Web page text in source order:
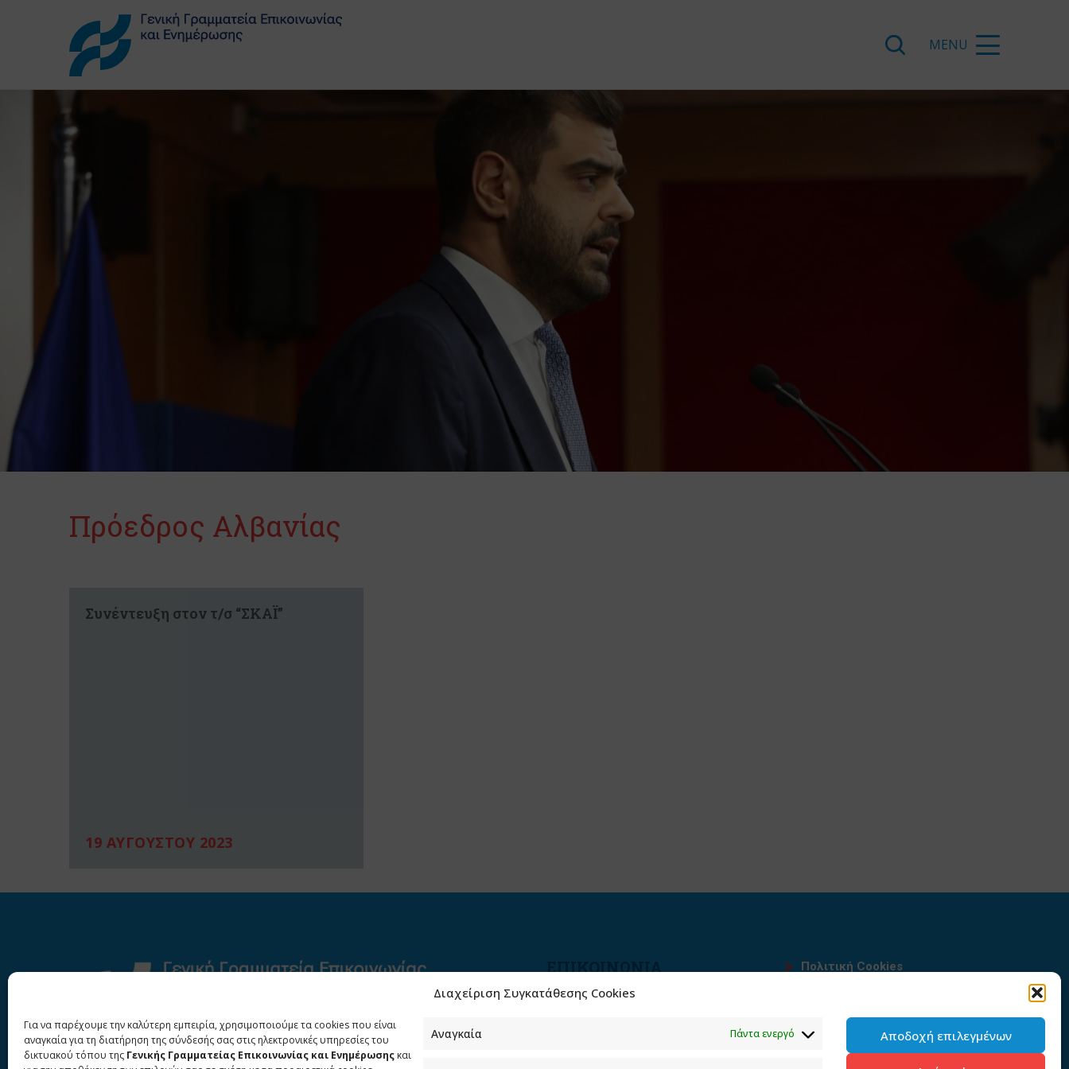
Διαχείριση Συγκατάθεσης Cookies
Για να παρέχουμε την καλύτερη εμπειρία, χρησιμοποιούμε τα cookies που είναι
αναγκαία για τη διατήρηση της σύνδεσής σας στις ηλεκτρονικές υπηρεσίες του
δικτυακού τόπου της Γενικής Γραμματείας Επικοινωνίας και Ενημέρωσης και
Αναγκαία Πάντα ενεργό Αποδοχή επιλεγμένων
Πρόεδρος Αλβανίας
Συνέντευξη στον τ/σ “ΣΚΑΪ”
19 ΑΥΓΟΥΣΤΟΥ 2023
ΕΠΙΚΟΙΝΩΝΙΑ
Φραγκούδη 11 & Αλεξάνδρου
Πολιτική Cookies
Πολιτική προστασίας
προσωπικών δεδομένων του
παρόντος ιστότοπου